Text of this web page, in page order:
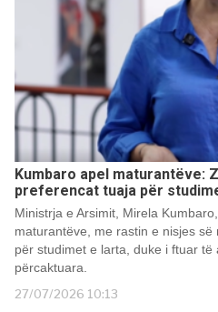
Kumbaro apel maturantëve:
preferencat tuaja për
Ministrja e Arsimit, Mirela
maturantëve, me rastin e nisjes
për studimet e larta, duke i ftuar
përcaktuara.
27/07/2026 10:13